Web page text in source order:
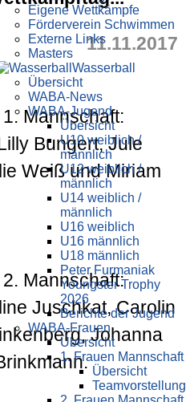
Eigene Wettkämpfe
Förderverein Schwimmen
Externe Links
Masters
Wasser­ball
Übersicht
WABA-News
WABA-Jugend
Übersicht
U10 weiblich /
männlich
U12 weiblich /
männlich
U14 weiblich /
männlich
U16 weiblich
U16 männlich
U18 männlich
Peter Furmaniak
Youngster Trophy
2026
Berichte der Jugend
WABA-Frauen
Übersicht
1. Frauen Mannschaft
Übersicht
Teamvorstellung
11.11.2017
Mannschaft:
Bungert, Jule
Weiß und Miriam
Mannschaft:
Juschkat, Carolin
Johanna